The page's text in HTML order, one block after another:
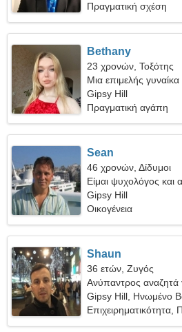
Πραγματική σχέση
Bethany
23 χρονών, Τοξότης
Μια επιμελής
σχέση
Gipsy Hill
Πραγματική αγάπη
Sean
46 χρονών, Δίδυμοι
Είμαι ψυχολόγος και
γυναίκα
Gipsy Hill
Οικογένεια
Shaun
36 ετών, Ζυγός
Ανύπαντρος αναζητά
Gipsy Hill, Ηνωμένο
Επιχειρηματικότητα,